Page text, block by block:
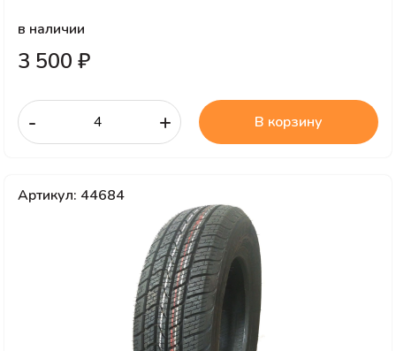
в наличии
3 500 ₽
- + В корзину
Артикул: 44684